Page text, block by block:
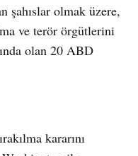
şahıslar olmak üzere,
ve terör örgütlerini
olan 20 ABD
kararını